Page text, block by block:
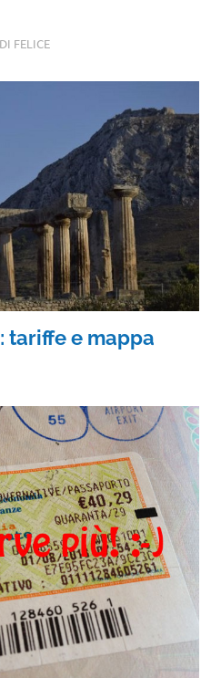
FELICE
tariffe e mappa